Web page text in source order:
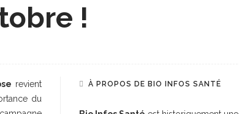
!
revient
du
À PROPOS DE BIO INFOS SANTÉ